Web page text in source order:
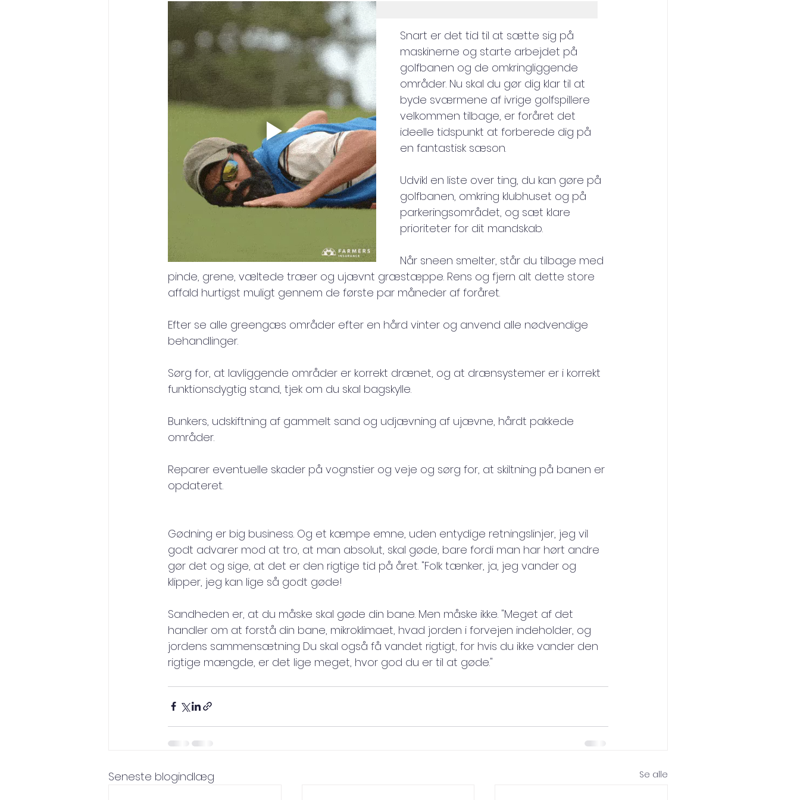
Snart er det tid til at sætte sig på
maskinerne og starte arbejdet på
golfbanen og de omkringliggende
områder. Nu skal du gør dig klar til at
byde sværmene af ivrige golfspillere
velkommen tilbage, er foråret det
ideelle tidspunkt at forberede dig på
en fantastisk sæson.
Udvikl en liste over ting, du kan gøre på
golfbanen, omkring klubhuset og på
parkeringsområdet, og sæt klare
prioriteter for dit mandskab.
Når sneen smelter, står du tilbage med
pinde, grene, væltede træer og ujævnt græstæppe. Rens og fjern alt dette store
affald hurtigst muligt gennem de første par måneder af foråret.
Efter se alle greengæs områder efter en hård vinter og anvend alle nødvendige
behandlinger.
Sørg for, at lavliggende områder er korrekt drænet, og at drænsystemer er i korrekt
funktionsdygtig stand, tjek om du skal bagskylle.
Bunkers, udskiftning af gammelt sand og udjævning af ujævne, hårdt pakkede
områder.
Reparer eventuelle skader på vognstier og veje og sørg for, at skiltning på banen er
opdateret.
Gødning er big business. Og et kæmpe emne, uden entydige retningslinjer, jeg vil
godt advarer mod at tro, at man absolut, skal gøde, bare fordi man har hørt andre
gør det og sige, at det er den rigtige tid på året. "Folk tænker, ja, jeg vander og
klipper, jeg kan lige så godt gøde!
Sandheden er, at du måske skal gøde din bane. Men måske ikke. "Meget af det
handler om at forstå din bane, mikroklimaet, hvad jorden i forvejen indeholder, og
jordens sammensætning Du skal også få vandet rigtigt, for hvis du ikke vander den
rigtige mængde, er det lige meget, hvor god du er til at gøde."
Seneste blogindlæg Se alle